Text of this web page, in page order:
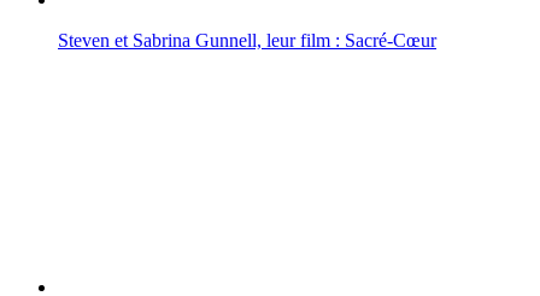
Steven et Sabrina Gunnell, leur film : Sacré-Cœur